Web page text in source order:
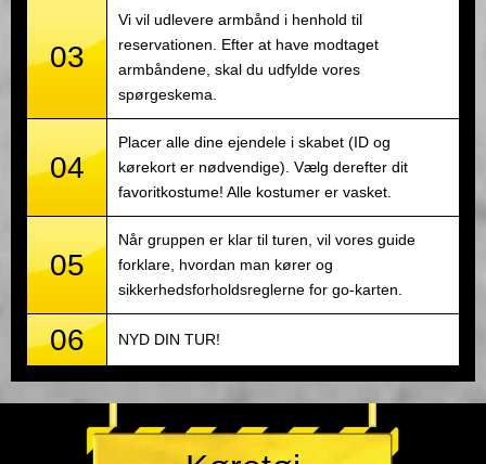
03
Vi vil udlevere armbånd i henhold til
reservationen. Efter at have modtaget
armbåndene, skal du udfylde vores
spørgeskema.
04
Placer alle dine ejendele i skabet (ID og
kørekort er nødvendige). Vælg derefter dit
favoritkostume! Alle kostumer er vasket.
05
Når gruppen er klar til turen, vil vores guide
forklare, hvordan man kører og
sikkerhedsforholdsreglerne for go-karten.
06 NYD DIN TUR!